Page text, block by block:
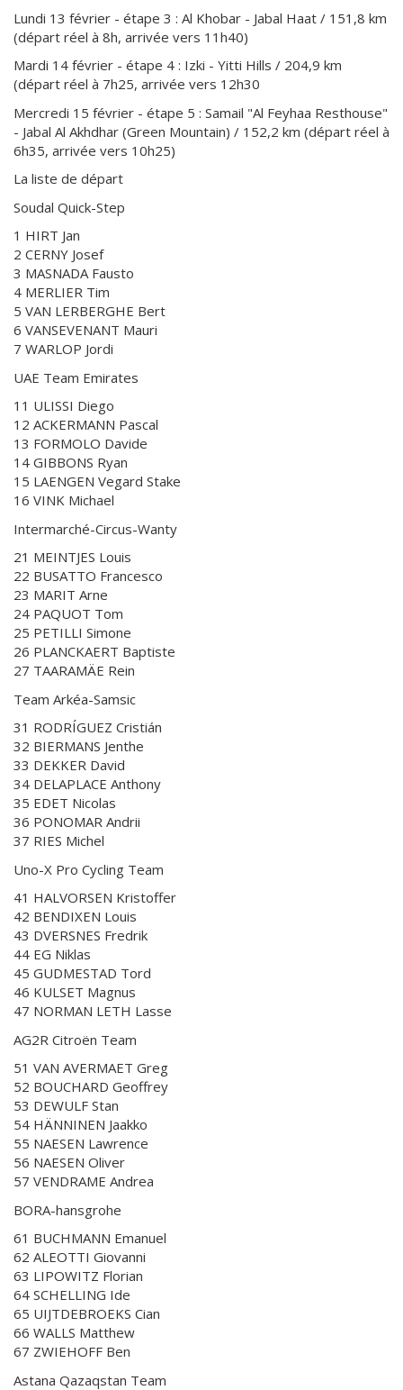
Lundi 13 février - étape 3 : Al Khobar - Jabal Haat / 151,8 km
(départ réel à 8h, arrivée vers 11h40)
Mardi 14 février - étape 4 : Izki - Yitti Hills / 204,9 km
(départ réel à 7h25, arrivée vers 12h30
Mercredi 15 février - étape 5 : Samail "Al Feyhaa Resthouse"
- Jabal Al Akhdhar (Green Mountain) / 152,2 km (départ réel à
6h35, arrivée vers 10h25)
La liste de départ
Soudal Quick-Step
1 HIRT Jan
2 CERNY Josef
3 MASNADA Fausto
4 MERLIER Tim
5 VAN LERBERGHE Bert
6 VANSEVENANT Mauri
7 WARLOP Jordi
UAE Team Emirates
11 ULISSI Diego
12 ACKERMANN Pascal
13 FORMOLO Davide
14 GIBBONS Ryan
15 LAENGEN Vegard Stake
16 VINK Michael
Intermarché-Circus-Wanty
21 MEINTJES Louis
22 BUSATTO Francesco
23 MARIT Arne
24 PAQUOT Tom
25 PETILLI Simone
26 PLANCKAERT Baptiste
27 TAARAMÄE Rein
Team Arkéa-Samsic
31 RODRÍGUEZ Cristián
32 BIERMANS Jenthe
33 DEKKER David
34 DELAPLACE Anthony
35 EDET Nicolas
36 PONOMAR Andrii
37 RIES Michel
Uno-X Pro Cycling Team
41 HALVORSEN Kristoffer
42 BENDIXEN Louis
43 DVERSNES Fredrik
44 EG Niklas
45 GUDMESTAD Tord
46 KULSET Magnus
47 NORMAN LETH Lasse
AG2R Citroën Team
51 VAN AVERMAET Greg
52 BOUCHARD Geoffrey
53 DEWULF Stan
54 HÄNNINEN Jaakko
55 NAESEN Lawrence
56 NAESEN Oliver
57 VENDRAME Andrea
BORA-hansgrohe
61 BUCHMANN Emanuel
62 ALEOTTI Giovanni
63 LIPOWITZ Florian
64 SCHELLING Ide
65 UIJTDEBROEKS Cian
66 WALLS Matthew
67 ZWIEHOFF Ben
Astana Qazaqstan Team